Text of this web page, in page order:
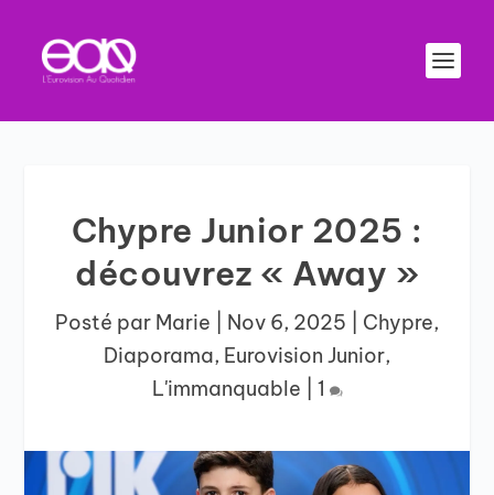
Chypre Junior 2025 :
découvrez « Away »
Posté par Marie Nov 6, 2025 Chypre,
Diaporama, Eurovision Junior,
L'immanquable
1